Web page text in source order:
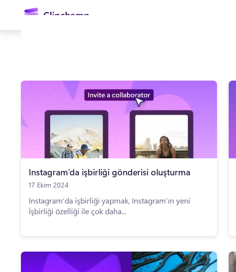
Oturum açın
Instagram’da işbirliği gönderisi oluşturma
17 Ekim 2024
Instagram’da işbirliği yapmak, Instagram’ın yeni
İşbirliği özelliği ile çok daha...